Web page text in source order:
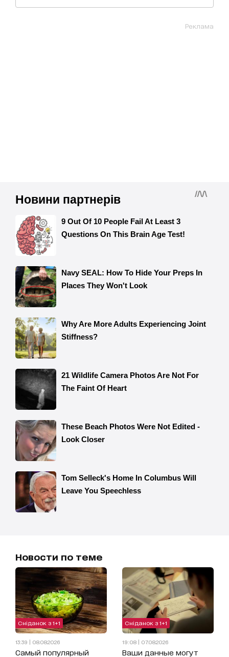
Реклама
Новости по теме
Сніданок з 1+1
13:39 | 08.08.2026
Самый популярный
Сніданок з 1+1
19:08 | 07.08.2026
Ваши данные могут